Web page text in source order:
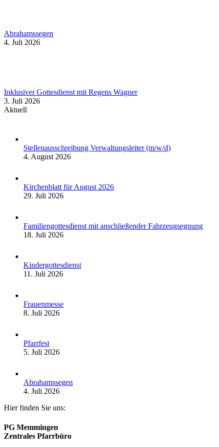
Abrahamssegen
4. Juli 2026
Inklusiver Gottesdienst mit Regens Wagner
3. Juli 2026
Aktuell
Stellenausschreibung Verwaltungsleiter (m/w/d)
4. August 2026
Kirchenblatt für August 2026
29. Juli 2026
Familiengottesdienst mit anschließender Fahrzeugsegnung
18. Juli 2026
Kindergottesdienst
11. Juli 2026
Frauenmesse
8. Juli 2026
Pfarrfest
5. Juli 2026
Abrahamssegen
4. Juli 2026
Hier finden Sie uns:
PG Memmingen
Zentrales Pfarrbüro